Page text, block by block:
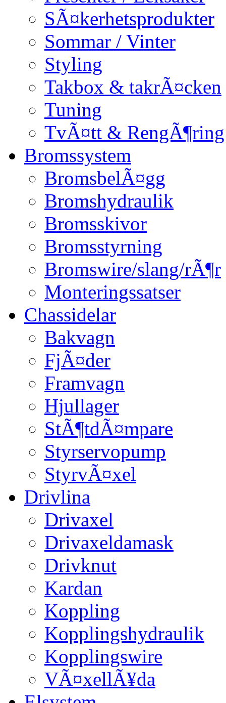
SÃ¤kerhetsprodukter
Sommar / Vinter
Styling
Takbox & takrÃ¤cken
Tuning
TvÃ¤tt & RengÃ¶ring
Bromssystem
BromsbelÃ¤gg
Bromshydraulik
Bromsskivor
Bromsstyrning
Bromswire/slang/rÃ¶r
Monteringssatser
Chassidelar
Bakvagn
FjÃ¤der
Framvagn
Hjullager
StÃ¶tdÃ¤mpare
Styrservopump
StyrvÃ¤xel
Drivlina
Drivaxel
Drivaxeldamask
Drivknut
Kardan
Koppling
Kopplingshydraulik
Kopplingswire
VÃ¤xellÃ¥da